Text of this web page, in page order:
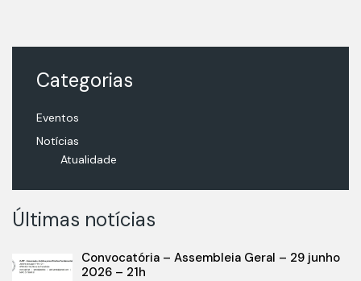
Categorias
Eventos
Notícias
Atualidade
Últimas notícias
Convocatória – Assembleia Geral – 29 junho
2026 – 21h